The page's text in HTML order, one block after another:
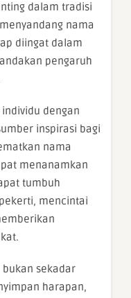
dalam tradisi
nama
diingat dalam
pengaruh
dengan
inspirasi bagi
nama
menanamkan
tumbuh
mencintai
bukan sekadar
harapan,